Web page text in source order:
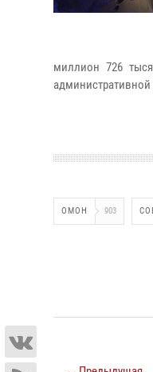
миллион 726
административной
ОМОН 903